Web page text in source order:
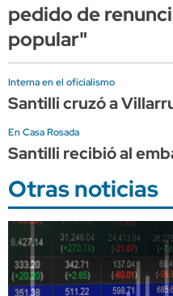
pedido de
popular"
Interna en el oficialismo
Santilli cruzó a
En Casa Rosada
Santilli recibió al
Otras noticias